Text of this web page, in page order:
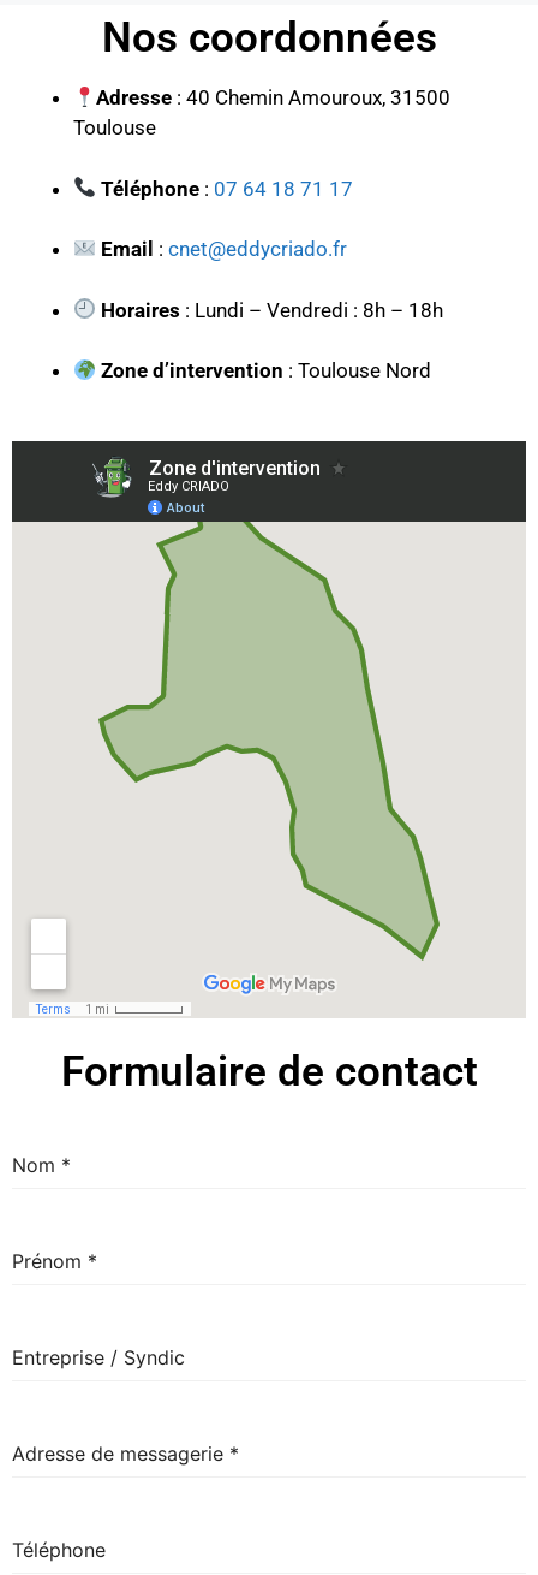
Nos coordonnées
Adresse : 40 Chemin Amouroux, 31500
Toulouse
Téléphone : 07 64 18 71 17
Email :cnet@eddycriado.fr
Horaires : Lundi – Vendredi : 8h – 18h
Zone d’intervention : Toulouse Nord
Formulaire de contact
Nom *
Prénom *
Entreprise / Syndic
Adresse de messagerie *
Téléphone